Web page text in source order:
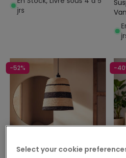
jrs
-52% -
Select your cookie